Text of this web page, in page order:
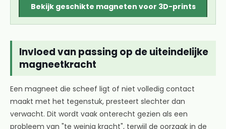
Bekijk geschikte magneten voor 3D-prints
Invloed van passing op de uiteindelijke
magneetkracht
Een magneet die scheef ligt of niet volledig contact
maakt met het tegenstuk, presteert slechter dan
verwacht. Dit wordt vaak onterecht gezien als een
probleem van "te weinig kracht", terwijl de oorzaak in de